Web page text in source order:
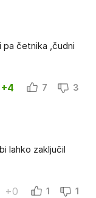
pa četnika ,čudni
+4 7 3
lahko zaključil
+0 1 1